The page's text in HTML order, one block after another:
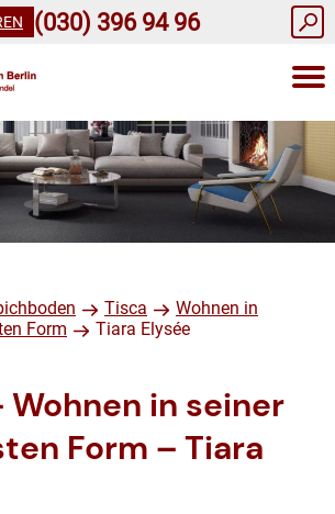
(030) 396 94 96
Tisca
Wohnen in
Form
Tiara Elysée
Wohnen in seiner
Form – Tiara